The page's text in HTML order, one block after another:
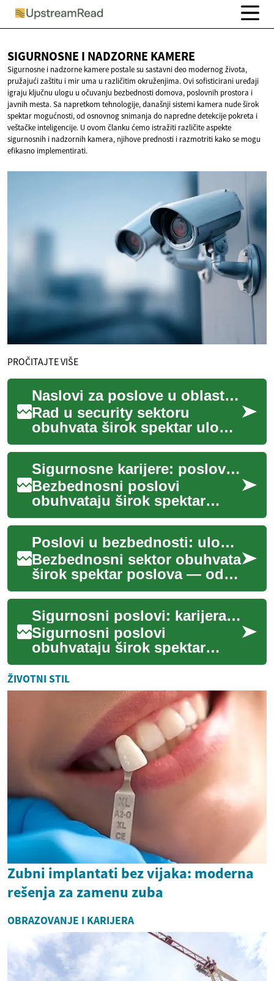
SIGURNOSNE I NADZORNE KAMERE
Sigurnosne i nadzorne kamere postale su sastavni deo modernog života,
pružajući zaštitu i mir uma u različitim okruženjima. Ovi sofisticirani uređaji
igraju ključnu ulogu u očuvanju bezbednosti domova, poslovnih prostora i
javnih mesta. Sa napretkom tehnologije, današnji sistemi kamera nude širok
spektar mogućnosti, od osnovnog snimanja do napredne detekcije pokreta i
veštačke inteligencije. U ovom članku ćemo istražiti različite aspekte
sigurnosnih i nadzornih kamera, njihove prednosti i razmotriti kako se mogu
efikasno implementirati.
PROČITAJTE VIŠE
Naslovi za poslove u oblasti sigurnosti i bezbednosti
Rad u security sektoru
obuhvata širok spektar uloga
— od fizičke zaštite preko
kontrole pristupa do rada u
oblasti cy...
Sigurnosne karijere: poslovi u zaštiti i odbrani
Bezbednosni poslovi
obuhvataju širok spektar
zanimanja — od fizičke
zaštite lica i imovine do
digitalne odbrane i str...
Poslovi u bezbednosti: uloge, zahtevi i prilike u Belgiji
Bezbednosni sektor obuhvata
širok spektar poslova — od
fizičke zaštite i upravljanja
rizicima do specijalizovanih
IT ...
Sigurnosni poslovi: karijera, obuka i mogućnosti u Švajcarskoj
Sigurnosni poslovi
obuhvataju širok spektar
uloga — od fizičke zaštite
objekata do digitalne zaštite
informacionih si...
ŽIVOTNI STIL
Zubni implantati bez vijaka: moderna
rešenja za zamenu zuba
OBRAZOVANJE I KARIJERA